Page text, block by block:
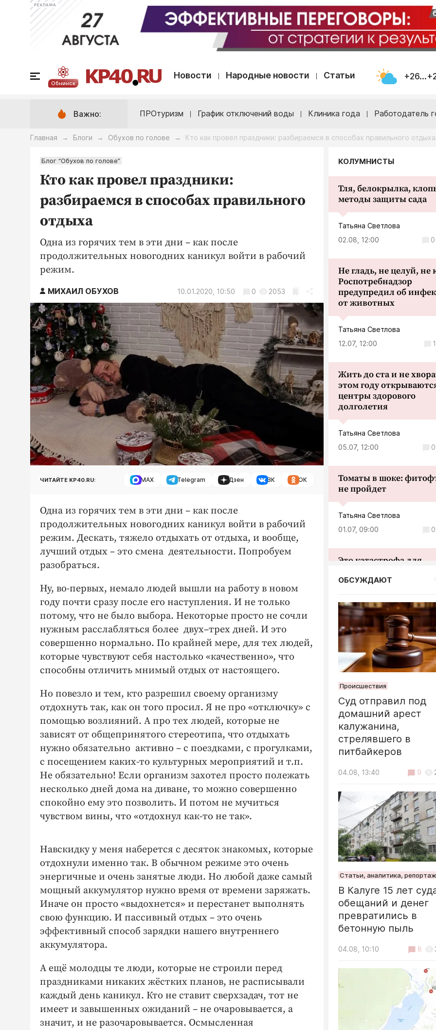
РЕКЛАМА
Обнинск
Новости Народные новости Статьи
Важно: ПРОтуризм График отключений воды Клиника года Работодатель
Главная → Блоги → Обухов по голове → Кто как провел праздники: разбираемся в способах правильного отдыха
Блог “Обухов по голове”
Кто как провел праздники:
разбираемся в способах правильного
отдыха
Одна из горячих тем в эти дни – как после
продолжительных новогодних каникул войти в рабочий
режим.
МИХАИЛ ОБУХОВ 10.01.2020, 10:50 0 2053
ЧИТАЙТЕ KP40.RU: MAX Telegram Дзен ВК ОК
Одна из горячих тем в эти дни – как после
продолжительных новогодних каникул войти в рабочий
режим. Дескать, тяжело отдыхать от отдыха, и вообще,
лучший отдых – это смена деятельности. Попробуем
разобраться.
Ну, во-первых, немало людей вышли на работу в новом
году почти сразу после его наступления. И не только
потому, что не было выбора. Некоторые просто не сочли
нужным расслабляться более двух–трех дней. И это
совершенно нормально. По крайней мере, для тех людей,
которые чувствуют себя настолько «качественно», что
способны отличить мнимый отдых от настоящего.
Но повезло и тем, кто разрешил своему организму
отдохнуть так, как он того просил. Я не про «отключку» с
помощью возлияний. А про тех людей, которые не
зависят от общепринятого стереотипа, что отдыхать
нужно обязательно активно – с поездками, с прогулками,
с посещением каких-то культурных мероприятий и т.п.
Не обязательно! Если организм захотел просто полежать
несколько дней дома на диване, то можно совершенно
спокойно ему это позволить. И потом не мучиться
чувством вины, что «отдохнул как-то не так».
Навскидку у меня наберется с десяток знакомых, которые
отдохнули именно так. В обычном режиме это очень
энергичные и очень занятые люди. Но любой даже самый
мощный аккумулятор нужно время от времени заряжать.
Иначе он просто «выдохнется» и перестанет выполнять
свою функцию. И пассивный отдых – это очень
эффективный способ зарядки нашего внутреннего
аккумулятора.
А ещё молодцы те люди, которые не строили перед
праздниками никаких жёстких планов, не расписывали
каждый день каникул. Кто не ставит сверхзадач, тот не
имеет и завышенных ожиданий – не очаровывается, а
значит, и не разочаровывается. Осмысленная
КОЛУМНИСТЫ
Тля, белокрылка,
методы защиты сада
Татьяна Светлова
02.08, 12:00
0
Не гладь, не целуй, не
Роспотребнадзор
предупредил об
от животных
Татьяна Светлова
12.07, 12:00
1
Жить до ста и не
этом году
центры здорового
долголетия
Татьяна Светлова
05.07, 12:00
0
Томаты в шоке:
не пройдет
Татьяна Светлова
01.07, 09:00
0
Это катастрофа для
ребенка, который не
Татьяна Светлова
28.06, 12:00
0
ОБСУЖДАЮТ
Происшествия
Суд отправил под
домашний арест
калужанина,
стрелявшего в
питбайкеров
04.08, 13:40 9
Статьи, аналитика,
В Калуге 15 лет
обещаний и денег
превратились в
бетонную пыль
04.08, 10:10 8